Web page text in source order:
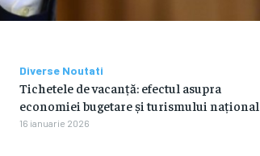
Diverse Noutati
Tichetele de vacanță: efectul asupra
economiei bugetare și turismului național
16 ianuarie 2026